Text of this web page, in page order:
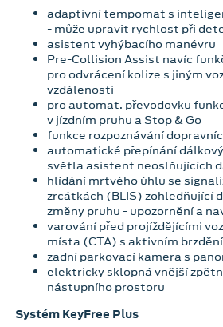
adaptivní tempomat s
- může upravit rychlost při
asistent vyhýbacího manévru
Pre-Collision Assist navíc
pro odvrácení kolize s jiným
vzdálenosti
pro automat. převodovku
v jízdním pruhu a Stop & Go
funkce rozpoznávání
automatické přepínání
světla asistent neoslňujících
hlídání mrtvého úhlu se
zrcátkách (BLIS) zohledňující
změny pruhu - upozornění a
varování před projíždějícími
místa (CTA) s aktivním
zadní parkovací kamera s
elektricky sklopná vnější
nástupního prostoru
Systém KeyFree Plus